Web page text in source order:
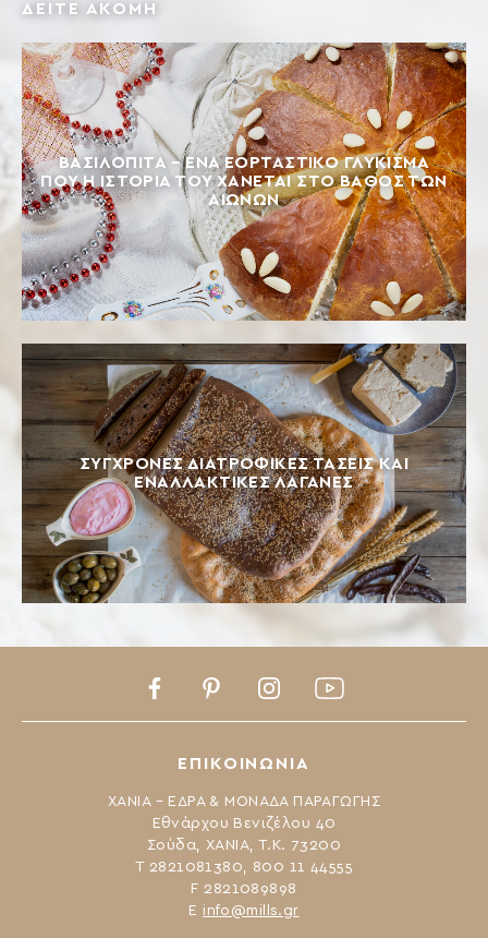
ΔΕΙΤΕ ΑΚΟΜΗ
ΒΑΣΙΛΟΠΙΤΑ – ΈΝΑ ΕΟΡΤΑΣΤΙΚΌ ΓΛΎΚΙΣΜΑ
ΠΟΥ Η ΙΣΤΟΡΊΑ ΤΟΥ ΧΆΝΕΤΑΙ ΣΤΟ ΒΆΘΟΣ ΤΩΝ
ΑΙΏΝΩΝ
ΣΎΓΧΡΟΝΕΣ ΔΙΑΤΡΟΦΙΚΈΣ ΤΆΣΕΙΣ ΚΑΙ
ΕΝΑΛΛΑΚΤΙΚΈΣ ΛΑΓΆΝΕΣ
ΕΠΙΚΟΙΝΩΝΙΑ
ΧΑΝΙΑ – ΕΔΡΑ & ΜΟΝΑΔΑ ΠΑΡΑΓΩΓΗΣ
Εθνάρχου Βενιζέλου 40
Σούδα, ΧΑΝΙΑ, Τ.Κ. 73200
Τ 2821081380, 800 11 44555
F 2821089898
Ε info@mills.gr
FacebookPinterestInstagramYoutube